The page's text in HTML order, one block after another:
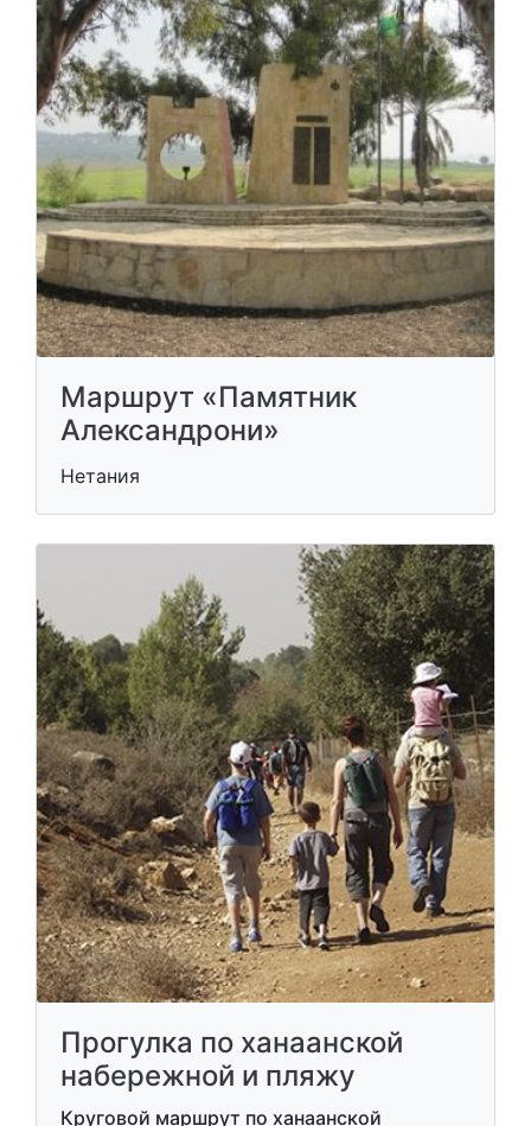
Маршрут «Памятник
Александрони»
Нетания
Прогулка по ханаанской
набережной и пляжу
Круговой маршрут по ханаанской